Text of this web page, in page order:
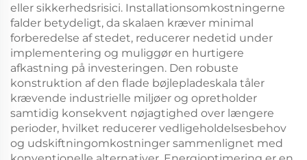
eller sikkerhedsrisici. Installationsomkostningerne
falder betydeligt, da skalaen kræver minimal
forberedelse af stedet, reducerer nedetid under
implementering og muliggør en hurtigere
afkastning på investeringen. Den robuste
konstruktion af den flade bøjlepladeskala tåler
krævende industrielle miljøer og opretholder
samtidig konsekvent nøjagtighed over længere
perioder, hvilket reducerer vedligeholdelsesbehov
og udskiftningomkostninger sammenlignet med